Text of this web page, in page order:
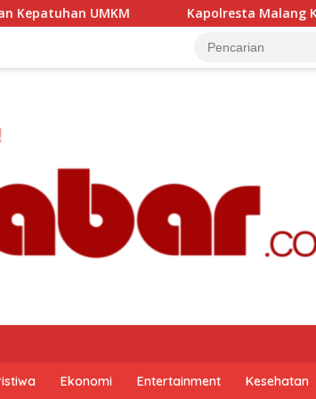
Malang Kota Silaturahmi ke PCNU, Perkuat
Ekonomi Entertainment Kesehatan